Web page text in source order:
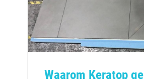
Waarom Keratop